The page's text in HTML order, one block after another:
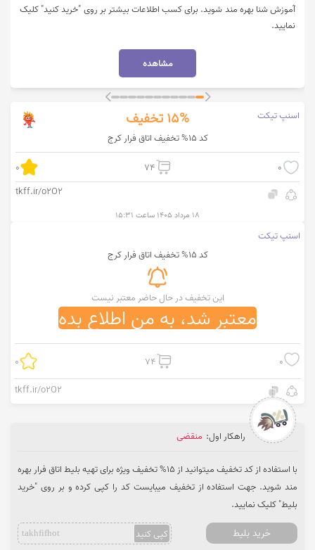
آموزش شنا بهره مند شوید. برای کسب اطلاعات بیشتر بر روی "خرید کنید" کلیک
نمایید.
مشاهده
اسنپ تیکت 15% تخفیف
کد 15% تخفیف اتاق فرار کرج
0
74
0
tkff.ir/o2O2
۱۸ مرداد ۱۴۰۵ ساعت ۱۵:۳۱
اسنپ تیکت
کد 15% تخفیف اتاق فرار کرج
این تخفیف در حال حاضر معتبر نیست
معتبر شد، به من اطلاع بده
0
74
0
tkff.ir/o2O2
راهکار اول: منقضی
با استفاده از کد تخفیف میتوانید از 15% تخفیف ویژه برای تهیه بلیط اتاق فرار بهره
مند شوید. جهت استفاده از تخفیف میبایست کد را کپی کرده و بر روی "خرید
بلیط" کلیک نمایید.
خرید بلیط کپی کنید takhfifhot